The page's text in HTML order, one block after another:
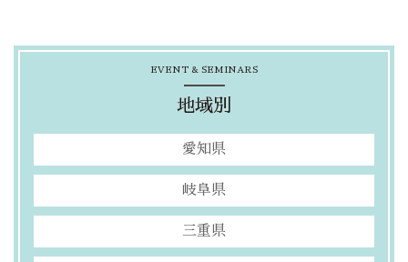
EVENT & SEMINARS
地域別
愛知県
岐阜県
三重県